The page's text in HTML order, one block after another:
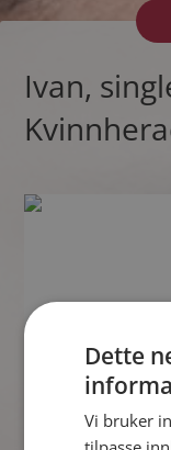
Ivan,
Dette
Vi bruker